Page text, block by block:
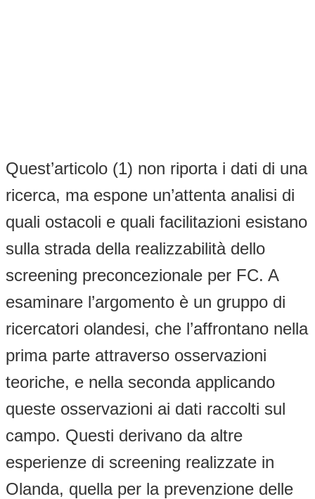
Quest’articolo (1) non riporta i dati di una
ricerca, ma espone un’attenta analisi di
quali ostacoli e quali facilitazioni esistano
sulla strada della realizzabilità dello
screening preconcezionale per FC. A
esaminare l’argomento è un gruppo di
ricercatori olandesi, che l’affrontano nella
prima parte attraverso osservazioni
teoriche, e nella seconda applicando
queste osservazioni ai dati raccolti sul
campo. Questi derivano da altre
esperienze di screening realizzate in
Olanda, quella per la prevenzione delle